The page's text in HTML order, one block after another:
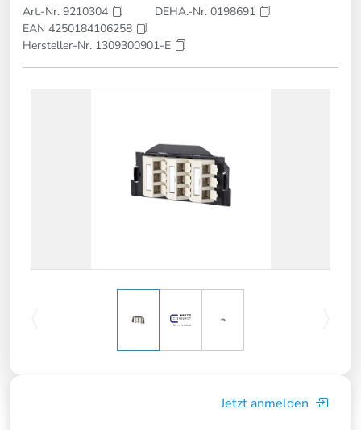
Art.-Nr. 9210304
DEHA.-Nr. 0198691
EAN 4250184106258
Hersteller-Nr. 1309300901-E
Jetzt anmelden